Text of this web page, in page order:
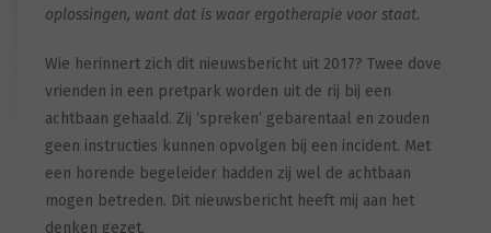
oplossingen, want dat is waar ergotherapie voor staat.
Wie herinnert zich dit nieuwsbericht uit 2017? Twee dove
vrienden in een pretpark worden uit de rij bij een
achtbaan gehaald. Zij ‘spreken’ gebarentaal en zouden
geen instructies kunnen opvolgen bij een incident. Met
een horende begeleider hadden zij wel de achtbaan
mogen betreden. Dit nieuwsbericht heeft mij aan het
denken gezet.